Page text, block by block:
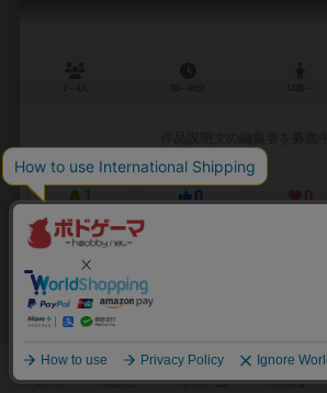
1 0 0
FlipToons